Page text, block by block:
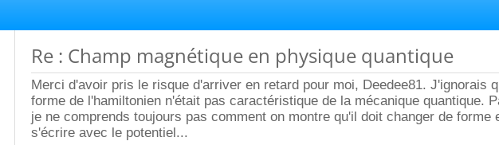
Re : Champ magnétique en physique quantique
Merci d'avoir pris le risque d'arriver en retard pour moi, Deedee81. J'ignorais
forme de l'hamiltonien n'était pas caractéristique de la mécanique quantique.
je ne comprends toujours pas comment on montre qu'il doit changer de forme
s'écrire avec le potentiel...